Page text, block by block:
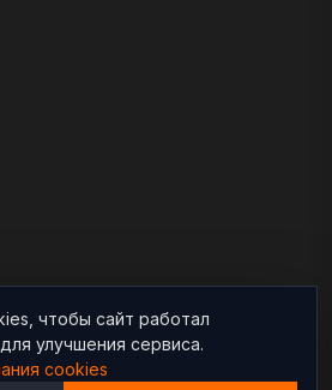
чтобы сайт работал
улучшения сервиса.
cookies